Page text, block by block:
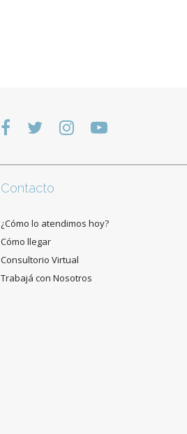
Contacto
¿Cómo lo atendimos hoy?
Cómo llegar
Consultorio Virtual
Trabajá con Nosotros